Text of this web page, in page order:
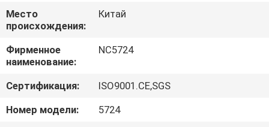
О
НАС
ЭКСКУРСИЯ
ПО
ЗАВОДУ
Место
происхождения:
Китай
Фирменное
наименование:
NC5724
Сертификация:
ISO9001.CE,SGS
Номер модели:
5724